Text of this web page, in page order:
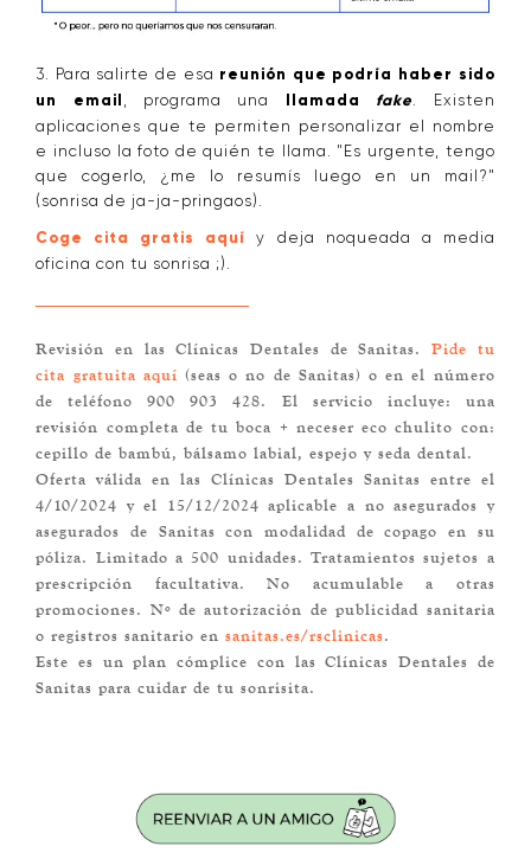
3. Para salirte de esa reunión que podría haber sido
un email , programa una llamada fake. Existen
aplicaciones que te permiten personalizar el nombre
e incluso la foto de quién te llama. "Es urgente, tengo
que cogerlo, ¿me lo resumís luego en un mail?"
(sonrisa de ja-ja-pringaos).
Coge cita gratis aquí y deja noqueada a media
oficina con tu sonrisa ;).
Revisión en las Clínicas Dentales de Sanitas.Pide tu
cita gratuita aquí (seas o no de Sanitas) o en el número
de teléfono 900 903 428. El servicio incluye: una
revisión completa de tu boca + neceser eco chulito con:
cepillo de bambú, bálsamo labial, espejo y seda dental.
Oferta válida en las Clínicas Dentales Sanitas entre el
4/10/2024 y el 15/12/2024 aplicable a no asegurados y
asegurados de Sanitas con modalidad de copago en su
póliza. Limitado a 500 unidades. Tratamientos sujetos a
prescripción facultativa. No acumulable a otras
promociones. Nº de autorización de publicidad sanitaria
o registros sanitario ensanitas.es/rsclinicas.
Este es un plan cómplice con las Clínicas Dentales de
Sanitas para cuidar de tu sonrisita.